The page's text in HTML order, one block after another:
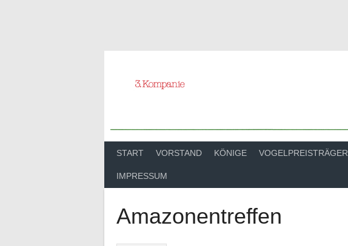
START VORSTAND KÖNIGE VOGELPREISTRÄGER
IMPRESSUM
Amazonentreffen